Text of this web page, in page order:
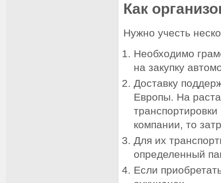
Как
Нужно учесть
Необходимо
на закупку
Доставку
Европы. На
компании, то
Для их
определенный
Если